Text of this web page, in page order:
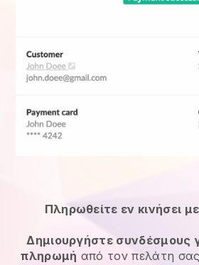
Πληρωθείτε εν κινήσει
Δημιουργήστε συνδέσμους
πληρωμή από τον πελάτη